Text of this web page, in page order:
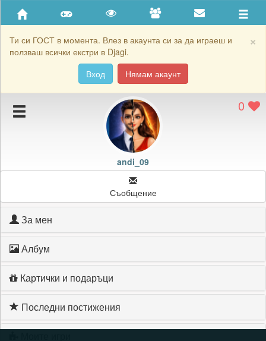
×
Ти си ГОСТ в момента. Влез в акаунта си за да играеш и
ползваш всички екстри в Djagi.
Вход
Нямам акаунт
Приятели
Хронология на игри
Подаръците на andi_09
Картичките на andi_09
0
andi_09
Съобщение
За мен
Албум
Картички и подаръци
Последни постижения